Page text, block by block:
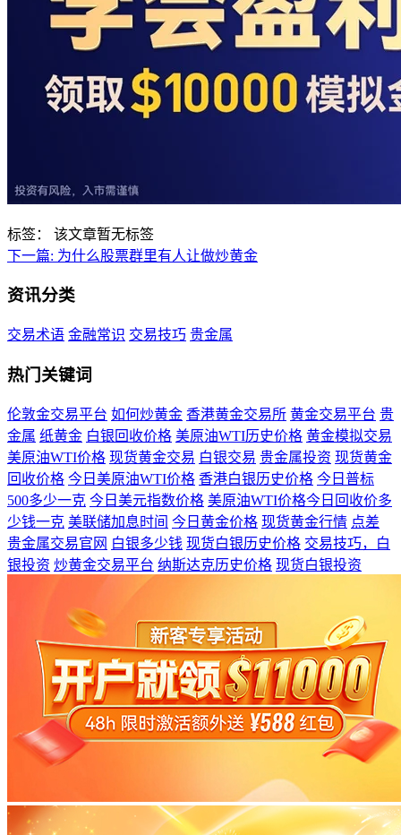
标签：
该文章暂无标签
下一篇: 为什么股票群里有人让做炒黄金
资讯分类
交易术语 金融常识 交易技巧 贵金属
热门关键词
伦敦金交易平台 如何炒黄金 香港黄金交易所 黄金交易平台 贵
金属 纸黄金 白银回收价格 美原油WTI历史价格 黄金模拟交易
美原油WTI价格 现货黄金交易 白银交易 贵金属投资 现货黄金
回收价格 今日美原油WTI价格 香港白银历史价格 今日普标
500多少一克 今日美元指数价格 美原油WTI价格今日回收价多
少钱一克 美联储加息时间 今日黄金价格 现货黄金行情 点差
贵金属交易官网 白银多少钱 现货白银历史价格 交易技巧，白
银投资 炒黄金交易平台 纳斯达克历史价格 现货白银投资